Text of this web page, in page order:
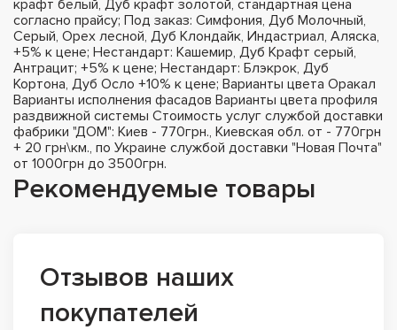
крафт белый, Дуб крафт золотой, стандартная цена
согласно прайсу; Под заказ: Симфония, Дуб Молочный,
Серый, Орех лесной, Дуб Клондайк, Индастриал, Аляска,
+5% к цене; Нестандарт: Кашемир, Дуб Крафт серый,
Антрацит; +5% к цене; Нестандарт: Блэкрок, Дуб
Кортона, Дуб Осло +10% к цене; Варианты цвета Оракал
Варианты исполнения фасадов Варианты цвета профиля
раздвижной системы Стоимость услуг службой доставки
фабрики "ДОМ": Киев - 770грн., Киевская обл. от - 770грн
+ 20 грн\км., по Украине службой доставки "Новая Почта"
от 1000грн до 3500грн.
Рекомендуемые товары
Отзывов наших
покупателей